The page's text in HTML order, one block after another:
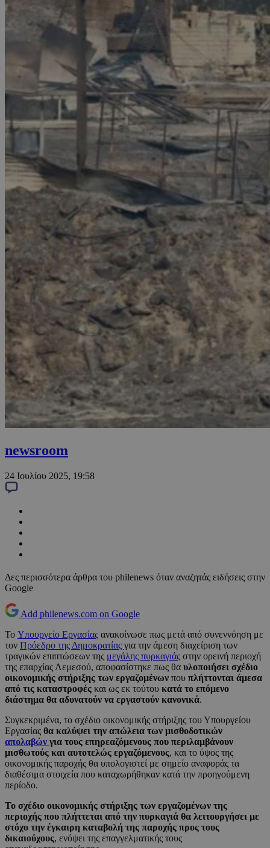
newsroom
24 Ιουλίου 2025, 19:58
Δες περισσότερα άρθρα του philenews όταν αναζητάς ειδήσεις στην
Google
Add philenews.com on Google
To Υπουργείο Εργασίας ανακοίνωσε πως μετά από συνεννόηση με
τον Πρόεδρο της Δημοκρατίας για την άμεση διαχείριση των
τραγικών επιπτώσεων της μεγάλης πυρκαγιάς στην ορεινή περιοχή
της επαρχίας Λεμεσού, αποφασίστηκε πως θα υλοποιήσει σχέδιο
οικονομικής στήριξης των εργαζομένων που πλήττονται άμεσα
από τις καταστροφές και ως εκ τούτου κατά το επόμενο
διάστημα θα αδυνατούν να εργαστούν κανονικά.
Συγκεκριμένα, το σχέδιο οικονομικής στήριξης του Υπουργείου
Εργασίας θα καλύψει την απώλεια των μισθοδοτικών
απολαβών για τους επηρεαζόμενους που περιλαμβάνουν
μισθωτούς και αυτοτελώς εργαζόμενους, και το ύψος της
οικονομικής παροχής θα υπολογιστεί με σημείο αναφοράς τα
διαθέσιμα στοιχεία που καταχωρήθηκαν κατά την προηγούμενη
περίοδο.
Το σχέδιο οικονομικής στήριξης των εργαζομένων της
περιοχής που πλήττεται από την πυρκαγιά θα λειτουργήσει με
στόχο την έγκαιρη καταβολή της παροχής προς τους
δικαιούχους, ενόψει της επαγγελματικής τους